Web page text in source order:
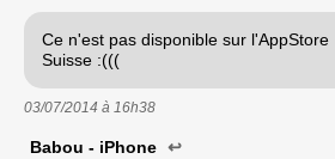
Ce n'est pas disponible sur l'AppStore
Suisse :(((
03/07/2014 à 16h38
Babou - iPhone ↩